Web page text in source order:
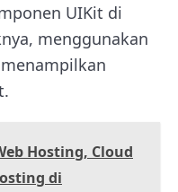
UIKit di
menggunakan
Hosting, Cloud
di